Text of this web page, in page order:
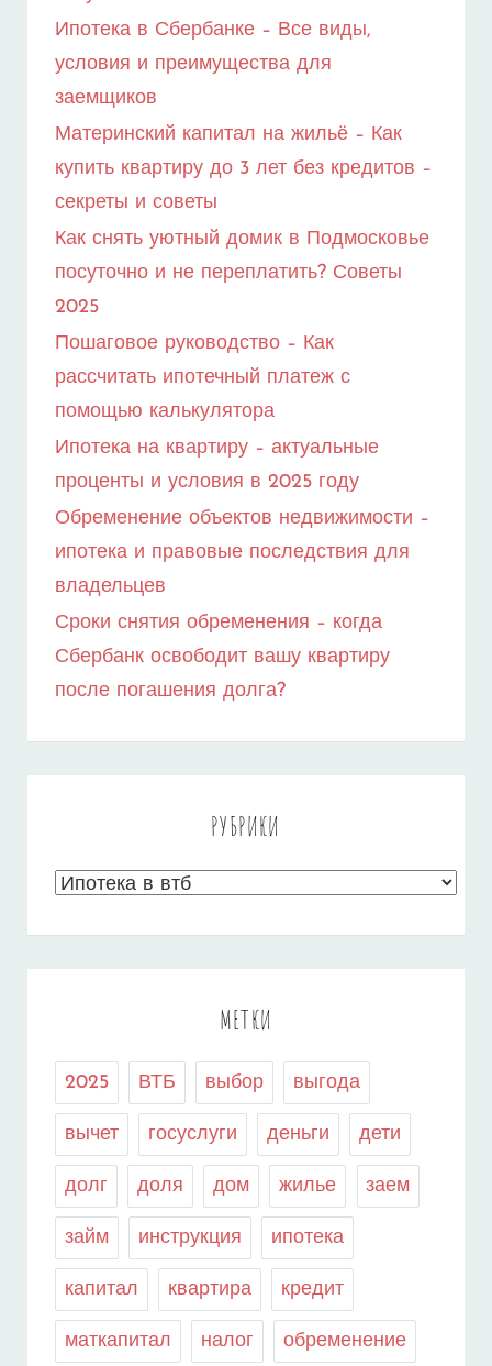
Ипотека в Сбербанке – Все виды,
условия и преимущества для
заемщиков
Материнский капитал на жильё – Как
купить квартиру до 3 лет без кредитов –
секреты и советы
Как снять уютный домик в Подмосковье
посуточно и не переплатить? Советы
2025
Пошаговое руководство – Как
рассчитать ипотечный платеж с
помощью калькулятора
Ипотека на квартиру – актуальные
проценты и условия в 2025 году
Обременение объектов недвижимости –
ипотека и правовые последствия для
владельцев
Сроки снятия обременения – когда
Сбербанк освободит вашу квартиру
после погашения долга?
РУБРИКИ
Рубрики
МЕТКИ
2025 ВТБ выбор выгода
вычет госуслуги деньги дети
долг доля дом жилье заем
займ инструкция ипотека
капитал квартира кредит
маткапитал налог обременение